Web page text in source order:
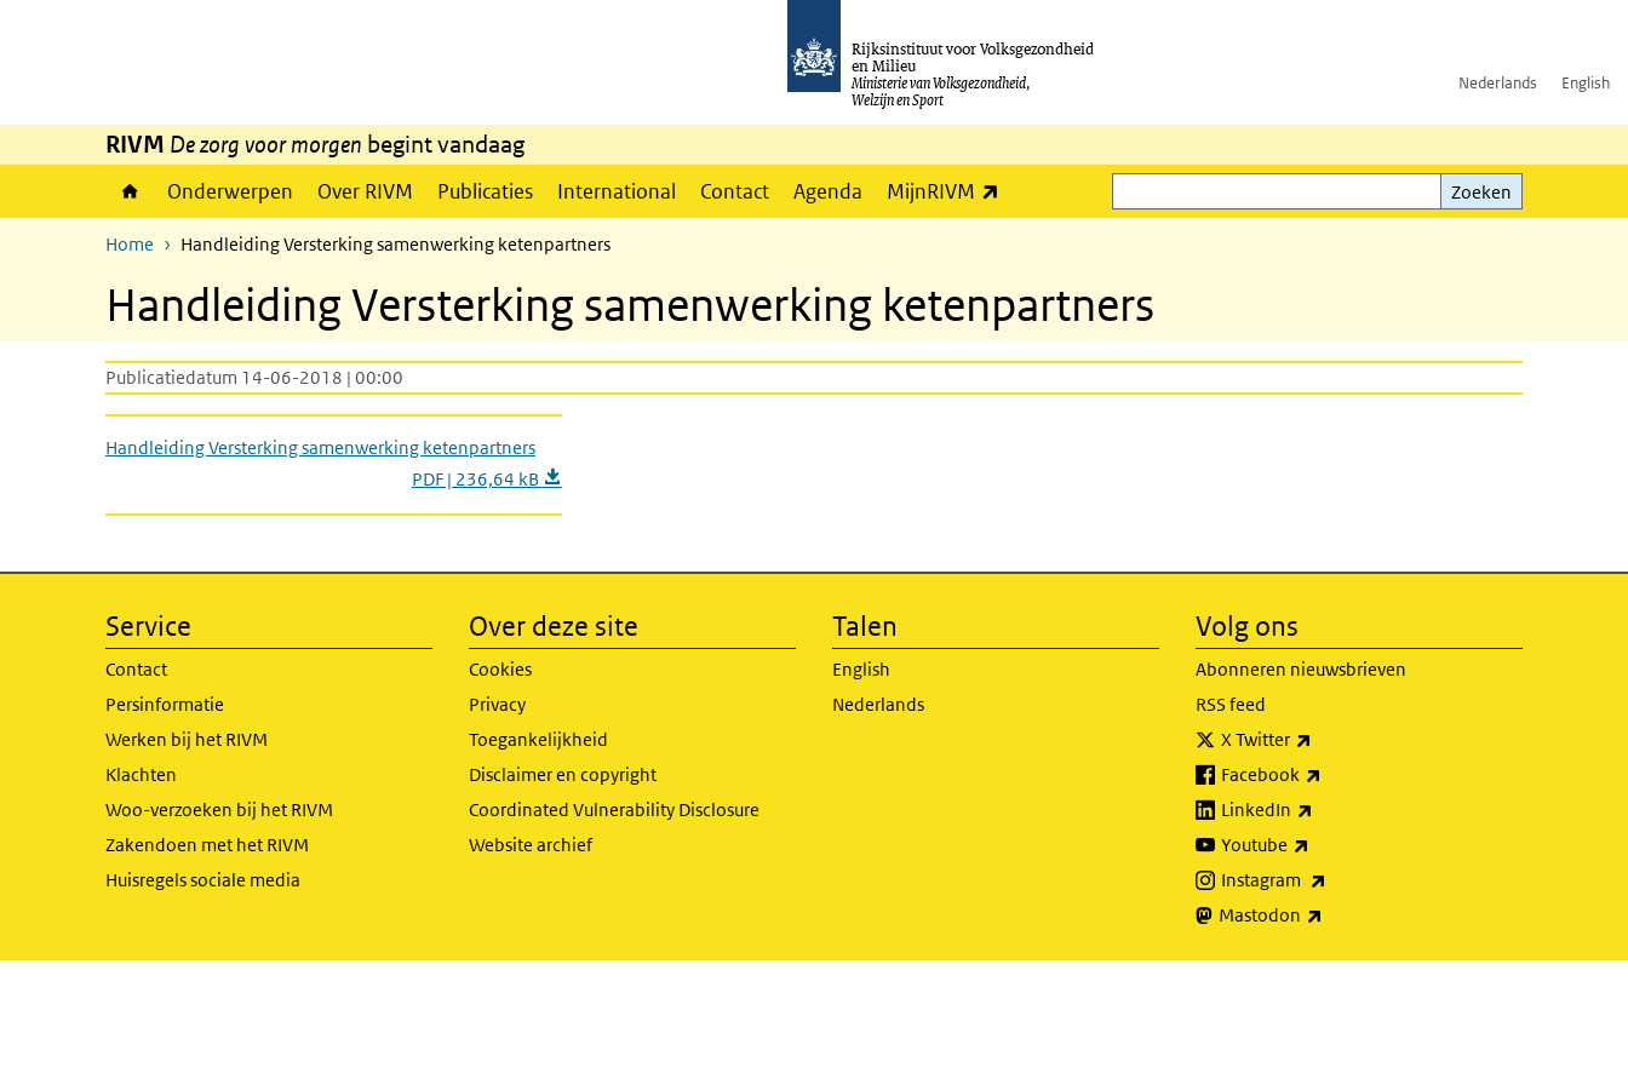
Rijksinstituut voor Volksgezondheid
en Milieu
Ministerie van Volksgezondheid,
Welzijn en Sport
Nederlands English
RIVM De zorg voor morgen begint vandaag
Onderwerpen Over RIVM Publicaties International Contact Agenda MijnRIVM
Zoeken
Zoeken
Home Handleiding Versterking samenwerking ketenpartners
Handleiding Versterking samenwerking ketenpartners
Publicatiedatum 14-06-2018 | 00:00
Handleiding Versterking samenwerking ketenpartners
PDF | 236,64 kB
Service
Contact
Persinformatie
Werken bij het RIVM
Klachten
Woo-verzoeken bij het RIVM
Zakendoen met het RIVM
Huisregels sociale media
Over deze site
Cookies
Privacy
Toegankelijkheid
Disclaimer en copyright
Coordinated Vulnerability Disclosure
Website archief
Talen
English
Nederlands
Volg ons
Abonneren nieuwsbrieven
RSS feed
X Twitter
Facebook
LinkedIn
Youtube
Instagram
Mastodon